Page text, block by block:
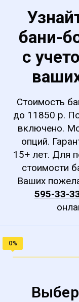
Стоимость
до 11850 р.
включено.
опций.
15+ лет. Для
стоимости
Ваших
595-33-
бани-
с